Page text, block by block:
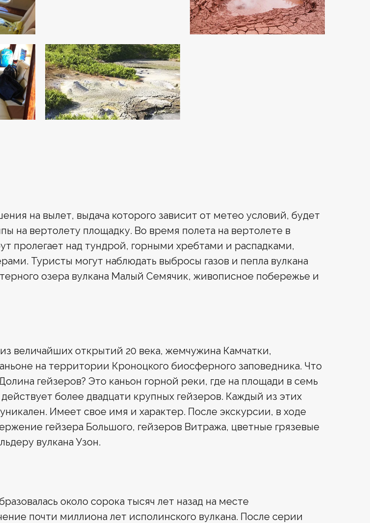
на вылет, выдача которого зависит от метео условий, будет
на вертолету площадку. Во время полета на вертолете в
пролегает над тундрой, горными хребтами и распадками,
Туристы могут наблюдать выбросы газов и пепла вулкана
озера вулкана Малый Семячик, живописное побережье и
величайших открытий 20 века, жемчужина Камчатки,
на территории Кроноцкого биосферного заповедника. Что
гейзеров? Это каньон горной реки, где на площади в семь
более двадцати крупных гейзеров. Каждый из этих
Имеет свое имя и характер. После экскурсии, в ходе
гейзера Большого, гейзеров Витража, цветные грязевые
вулкана Узон.
около сорока тысяч лет назад на месте
почти миллиона лет исполинского вулкана. После серии